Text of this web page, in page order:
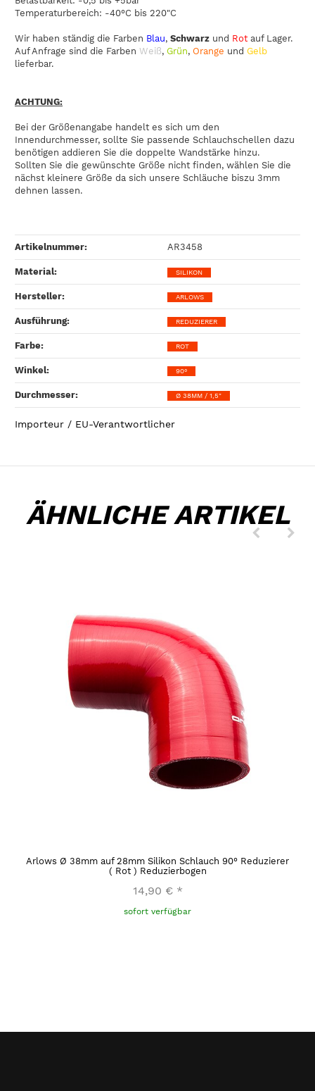
Temperaturbereich: -40°C bis 220"C
Wir haben ständig die Farben Blau, Schwarz und Rot auf Lager.
Auf Anfrage sind die Farben Weiß, Grün, Orange und Gelb
lieferbar.
ACHTUNG:
Bei der Größenangabe handelt es sich um den
Innendurchmesser, sollte Sie passende Schlauchschellen dazu
benötigen addieren Sie die doppelte Wandstärke hinzu.
Sollten Sie die gewünschte Größe nicht finden, wählen Sie die
nächst kleinere Größe da sich unsere Schläuche biszu 3mm
dehnen lassen.
Artikelnummer: AR3458
Material‍: SILIKON
Hersteller‍: ARLOWS
Ausführung‍: REDUZIERER
Farbe‍: ROT
Winkel‍: 90°
Durchmesser‍: Ø 38MM / 1,5"
Importeur / EU-Verantwortlicher
ÄHNLICHE ARTIKEL
Arlows Ø 38mm auf 28mm Silikon Schlauch 90° Reduzierer
( Rot ) Reduzierbogen
14,90 € *
sofort verfügbar